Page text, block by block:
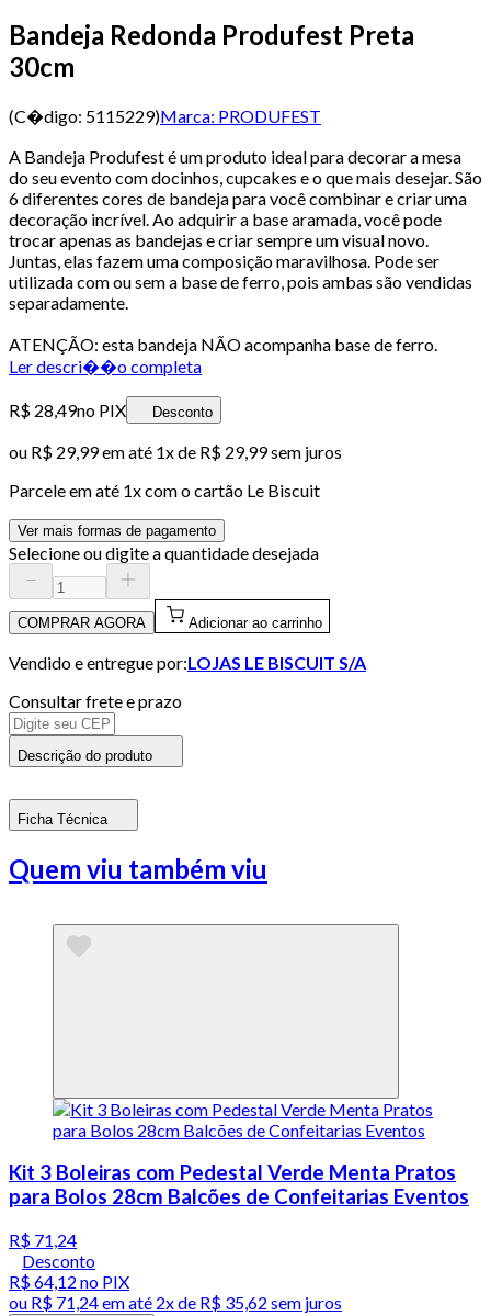
Bandeja Redonda Produfest Preta
30cm
(C�digo: 5115229)Marca: PRODUFEST
A Bandeja Produfest é um produto ideal para decorar a mesa
do seu evento com docinhos, cupcakes e o que mais desejar. São
6 diferentes cores de bandeja para você combinar e criar uma
decoração incrível. Ao adquirir a base aramada, você pode
trocar apenas as bandejas e criar sempre um visual novo.
Juntas, elas fazem uma composição maravilhosa. Pode ser
utilizada com ou sem a base de ferro, pois ambas são vendidas
separadamente.
ATENÇÃO: esta bandeja NÃO acompanha base de ferro.
Ler descri��o completa
R$ 28,49no PIX Desconto
ou R$ 29,99em até 1x de R$ 29,99sem juros
Parcele em até 1x com o cartão Le Biscuit
Ver mais formas de pagamento
Selecione ou digite a quantidade desejada
COMPRAR AGORA Adicionar ao carrinho
Vendido e entregue por:LOJAS LE BISCUIT S/A
Consultar frete e prazo
Descrição do produto
Ficha Técnica
Quem viu também viu
Kit 3 Boleiras com Pedestal Verde Menta Pratos
para Bolos 28cm Balcões de Confeitarias Eventos
R$ 71,24
Desconto
R$ 64,12 no PIX
ou R$ 71,24em até 2x de R$ 35,62 sem juros